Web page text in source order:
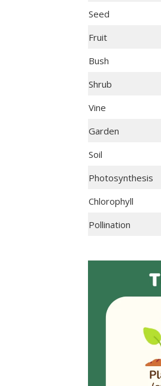
Seed
Fruit
Bush
Shrub
Vine
Garden
Soil
Photosynthesis
Chlorophyll
Pollination